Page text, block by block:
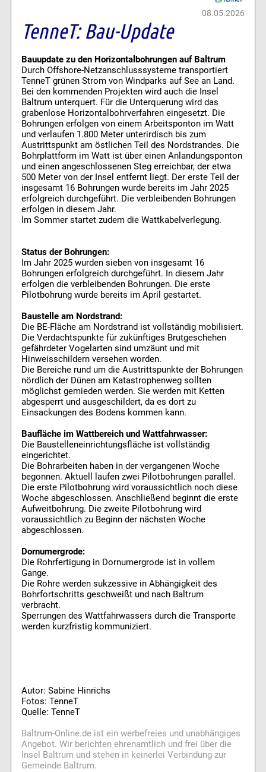
08.05.2026
TenneT: Bau-Update
Bauupdate zu den Horizontalbohrungen auf Baltrum
Durch Offshore-Netzanschlusssysteme transportiert
TenneT grünen Strom von Windparks auf See an Land.
Bei den kommenden Projekten wird auch die Insel
Baltrum unterquert. Für die Unterquerung wird das
grabenlose Horizontalbohrverfahren eingesetzt. Die
Bohrungen erfolgen von einem Arbeitsponton im Watt
und verlaufen 1.800 Meter unterirdisch bis zum
Austrittspunkt am östlichen Teil des Nordstrandes. Die
Bohrplattform im Watt ist über einen Anlandungsponton
und einen angeschlossenen Steg erreichbar, der etwa
500 Meter von der Insel entfernt liegt. Der erste Teil der
insgesamt 16 Bohrungen wurde bereits im Jahr 2025
erfolgreich durchgeführt. Die verbleibenden Bohrungen
erfolgen in diesem Jahr.
Im Sommer startet zudem die Wattkabelverlegung.
Status der Bohrungen:
Im Jahr 2025 wurden sieben von insgesamt 16
Bohrungen erfolgreich durchgeführt. In diesem Jahr
erfolgen die verbleibenden Bohrungen. Die erste
Pilotbohrung wurde bereits im April gestartet.
Baustelle am Nordstrand:
Die BE-Fläche am Nordstrand ist vollständig mobilisiert.
Die Verdachtspunkte für zukünftiges Brutgeschehen
gefährdeter Vogelarten sind umzäunt und mit
Hinweisschildern versehen worden.
Die Bereiche rund um die Austrittspunkte der Bohrungen
nördlich der Dünen am Katastrophenweg sollten
möglichst gemieden werden. Sie werden mit Ketten
abgesperrt und ausgeschildert, da es dort zu
Einsackungen des Bodens kommen kann.
Baufläche im Wattbereich und Wattfahrwasser:
Die Baustelleneinrichtungsfläche ist vollständig
eingerichtet.
Die Bohrarbeiten haben in der vergangenen Woche
begonnen. Aktuell laufen zwei Pilotbohrungen parallel.
Die erste Pilotbohrung wird voraussichtlich noch diese
Woche abgeschlossen. Anschließend beginnt die erste
Aufweitbohrung. Die zweite Pilotbohrung wird
voraussichtlich zu Beginn der nächsten Woche
abgeschlossen.
Dornumergrode:
Die Rohrfertigung in Dornumergrode ist in vollem
Gange.
Die Rohre werden sukzessive in Abhängigkeit des
Bohrfortschritts geschweißt und nach Baltrum
verbracht.
Sperrungen des Wattfahrwassers durch die Transporte
werden kurzfristig kommuniziert.
Autor: Sabine Hinrichs
Fotos: TenneT
Quelle: TenneT
Baltrum-Online.de ist ein werbefreies und unabhängiges
Angebot. Wir berichten ehrenamtlich und frei über die
Insel Baltrum und stehen in keinerlei Verbindung zur
Gemeinde Baltrum.